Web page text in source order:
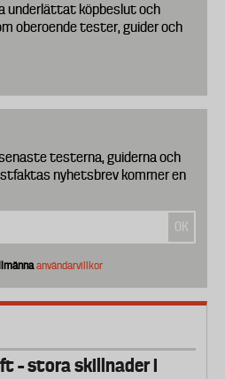
underlättat köpbeslut och
oberoende tester, guider och
testerna, guiderna och
nyhetsbrev kommer en
användarvillkor
– stora skillnader i